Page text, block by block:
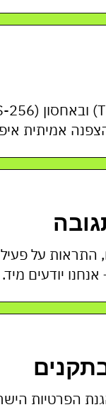
התראות על
יודעים מיד.